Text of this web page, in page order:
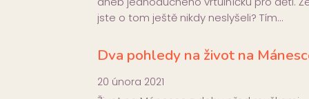
jste o tom ještě nikdy neslyšeli? Tím…
Dva pohledy na život na
20 února 2021
Dub 17